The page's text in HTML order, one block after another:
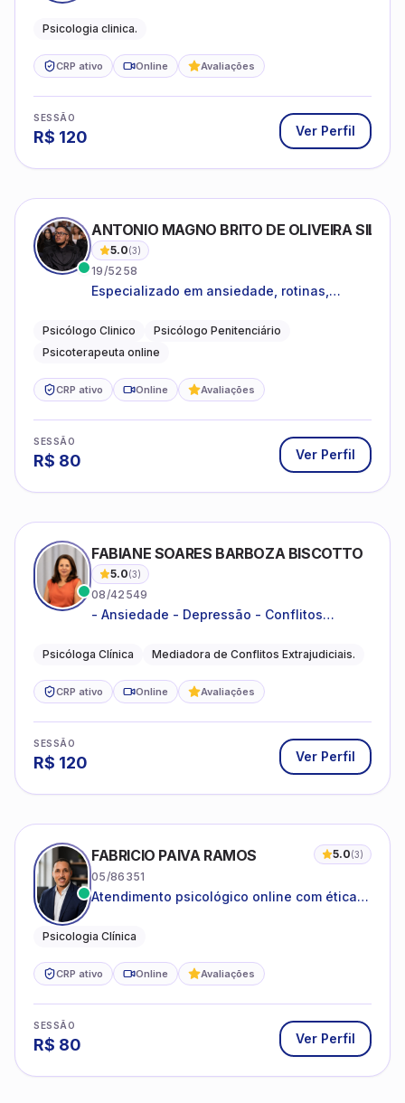
Psicologia clinica.
CRP ativo Online Avaliações
SESSÃO
R$ 120 Ver Perfil
ANTONIO MAGNO BRITO DE OLIVEIRA SILVA
5.0(3)
19/5258
Especializado em ansiedade, rotinas,
familiares e questões comportamentais.
Psicólogo Clinico
Psicólogo Penitenciário
Psicoterapeuta online
CRP ativo Online Avaliações
SESSÃO
R$ 80 Ver Perfil
FABIANE SOARES BARBOZA BISCOTTO
5.0(3)
08/42549
- Ansiedade - Depressão - Conflitos
relacionamentos - Autoestima -
Psicóloga Clínica Mediadora de Conflitos Extrajudiciais.
CRP ativo Online Avaliações
SESSÃO
R$ 120 Ver Perfil
FABRICIO PAIVA RAMOS 5.0(3)
05/86351
Atendimento psicológico online com ética,
Psicologia Clínica
CRP ativo Online Avaliações
SESSÃO
R$ 80 Ver Perfil